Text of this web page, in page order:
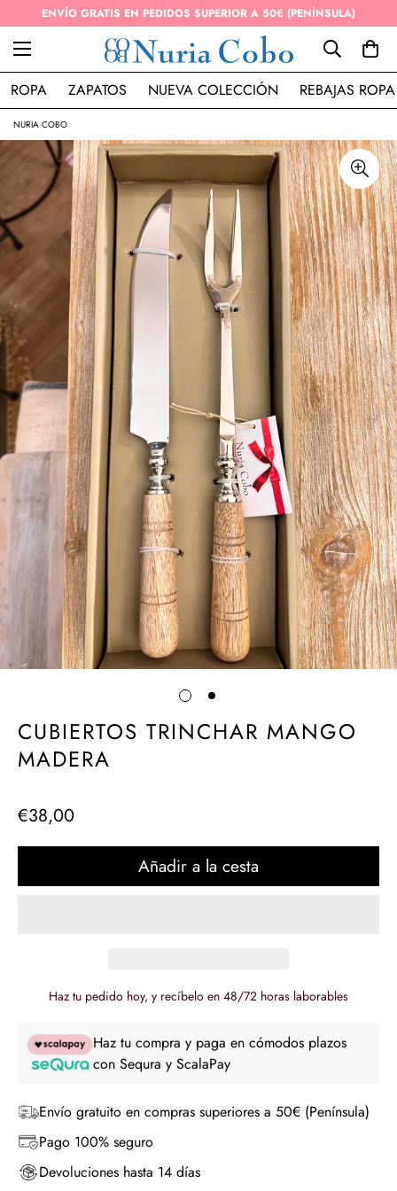
ENVÍO GRATIS EN PEDIDOS SUPERIOR A 50€ (PENÍNSULA)
ROPA ZAPATOS NUEVA COLECCIÓN REBAJAS ROPA
NURIA COBO
CUBIERTOS TRINCHAR MANGO
MADERA
Precio
€38,00
Añadir a la cesta
Haz tu pedido hoy, y recíbelo en 48/72 horas laborables
Haz tu compra y paga en cómodos plazos
con Sequra y ScalaPay
Envío gratuito en compras superiores a 50€ (Península)
Pago 100% seguro
Devoluciones hasta 14 días